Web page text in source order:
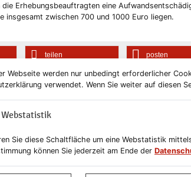
Webseite werden nur unbedingt erforderlicher
verwendet. Wenn Sie weiter auf diesen
Webstatistik
Sie diese Schaltfläche um eine Webstatistik
können Sie jederzeit am Ende der
die Erhebungsbeauftragten eine
insgesamt zwischen 700 und 1000 Euro liegen.
teilen posten